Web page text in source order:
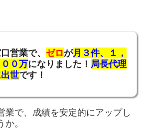
営業で、 ゼロが月 ３件、１，
００万になりました！ 局長代理
世です！
業で、成績を安定的にアップし
。